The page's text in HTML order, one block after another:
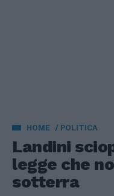
HOME POLITICA
Landini
legge che
sotterra